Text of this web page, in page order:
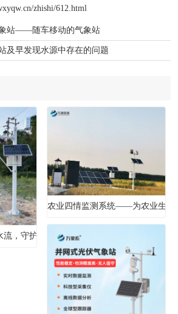
zhishi/612.html
站——随车移动的气象站
及早发现水源中存在的问题
流，守护流域安全
农业四情监测系统——为农业生产